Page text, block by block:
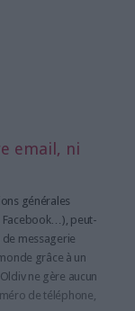
email, ni
générales
Facebook…), peut-
messagerie
grâce à un
ne gère aucun
de téléphone,